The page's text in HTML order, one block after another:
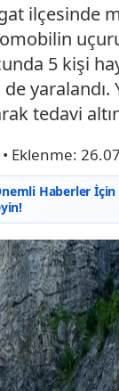
ilçesinde
5 kişi
yaralandı.
tedavi
• Eklenme:
Haberler